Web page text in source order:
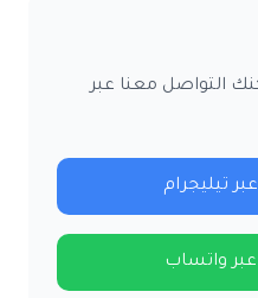
التواصل معنا عبر
تيليجرام
واتساب